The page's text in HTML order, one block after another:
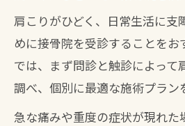
骨盤矯正や腰痛対策も
通院頻度や施術選びのポ
接骨院へ肩こりで通
ント
肩こり改善に最適な
肩こりがひどく、日常生活に支
めに接骨院を受診することをお
では、まず問診と触診によって
調べ、個別に最適な施術プラン
急な痛みや重度の症状が現れた